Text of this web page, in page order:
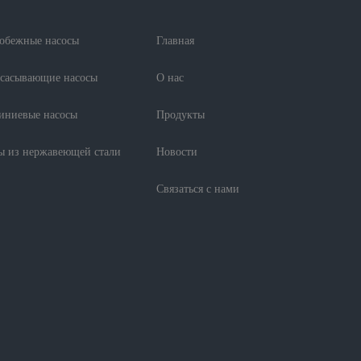
насосы
насосы
насосы
из нержавеющей стали
Главная
О нас
Продукты
Новости
Связаться с нами